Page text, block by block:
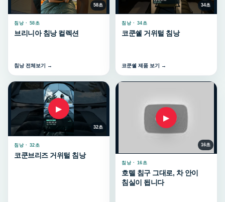
58초
침낭 · 58초
브리니아 침낭 컬렉션
침낭 전체보기 →
34초
침낭 · 34초
코쿤쉘 거위털 침낭
코쿤쉘 제품 보기 →
▶
32초
침낭 · 32초
코쿤브리즈 거위털 침낭
▶
16초
침낭 · 16초
호텔 침구 그대로, 차 안이
침실이 됩니다